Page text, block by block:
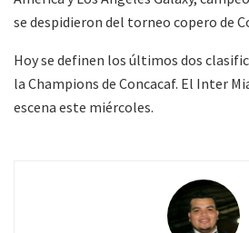
se despidieron del torneo copero de
Hoy se definen los últimos dos
la Champions de Concacaf. El Inter
escena este miércoles.